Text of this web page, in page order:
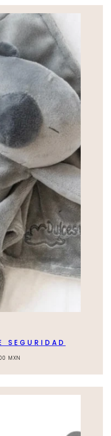
SEGURIDAD
MXN